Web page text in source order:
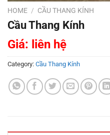
HOME / CẦU THANG KÍNH
Cầu Thang Kính
Giá: liên hệ
Category: Cầu Thang Kính